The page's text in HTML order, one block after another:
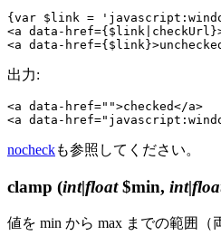
{var $link =
<a data-
出力:
<a data-href="">checked</a>
nocheckも参照してください。
clamp (int|float$min,
値を min から max までの範囲（